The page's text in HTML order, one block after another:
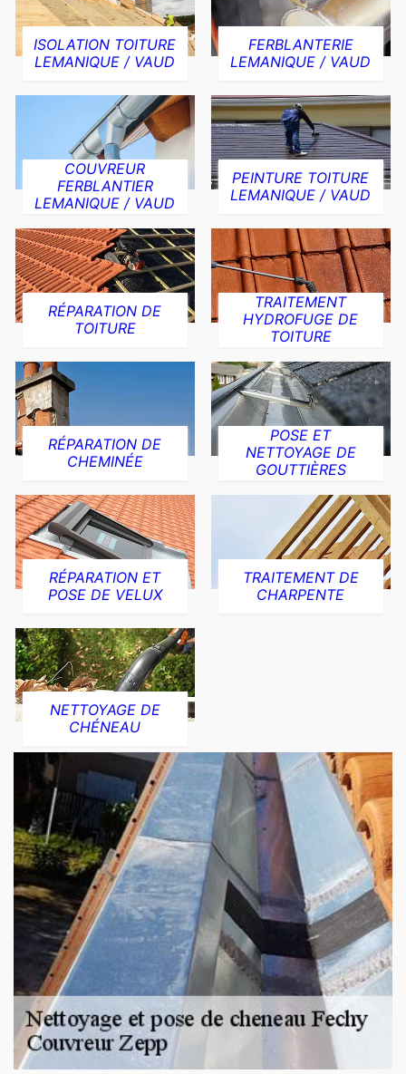
ISOLATION TOITURE
LEMANIQUE / VAUD
FERBLANTERIE
LEMANIQUE / VAUD
COUVREUR
FERBLANTIER
LEMANIQUE / VAUD
PEINTURE TOITURE
LEMANIQUE / VAUD
RÉPARATION DE
TOITURE
TRAITEMENT
HYDROFUGE DE
TOITURE
RÉPARATION DE
CHEMINÉE
POSE ET
NETTOYAGE DE
GOUTTIÈRES
RÉPARATION ET
POSE DE VELUX
TRAITEMENT DE
CHARPENTE
NETTOYAGE DE
CHÉNEAU